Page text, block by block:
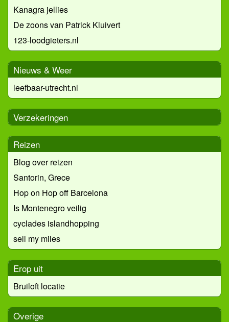
Kanagra jellies
De zoons van Patrick Kluivert
123-loodgieters.nl
Nieuws & Weer
leefbaar-utrecht.nl
Verzekeringen
Reizen
Blog over reizen
Santorin, Grece
Hop on Hop off Barcelona
Is Montenegro veilig
cyclades islandhopping
sell my miles
Erop uit
Bruiloft locatie
Overige